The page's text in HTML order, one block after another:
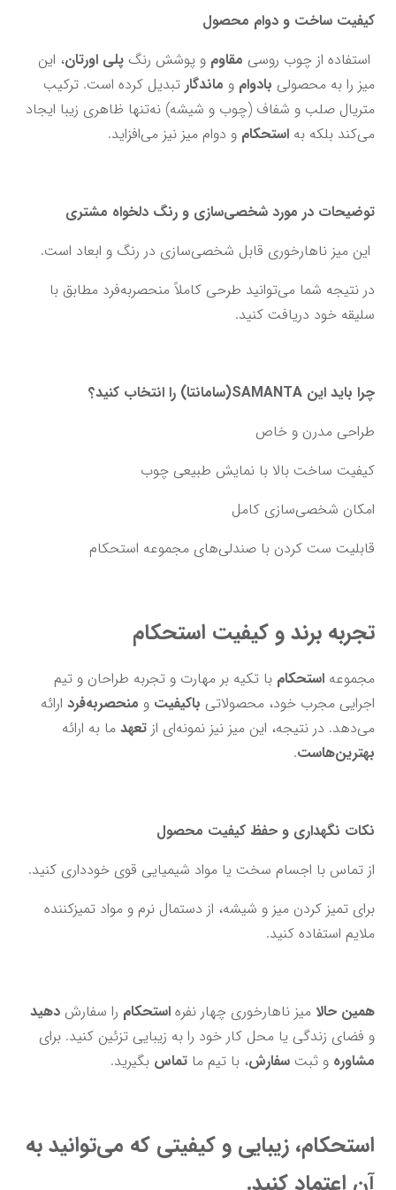
کیفیت ساخت و دوام محصول
استفاده از چوب روسی مقاوم و پوشش رنگ پلی اورتان
میز را به محصولی بادوام و ماندگار
می‌کند بلکه به
استحکام و دوام میز نیز می‌افزاید.
توضیحات در مورد شخصی‌سازی و رنگ دلخواه مشتری
این میز ناهارخوری قابل شخصی‌سازی در رنگ و ابعاد است.
سلیقه خود دریافت کنید.
چرا باید این SAMANTA(سامانتا) را انتخاب کنید؟
طراحی مدرن و خاص
کیفیت ساخت بالا با نمایش طبیعی چوب
امکان شخصی‌سازی کامل
قابلیت ست کردن با صندلی‌های مجموعه استحکام
تجربه برند و کیفیت استحکام
مجموعه استحکام
اجرایی مجرب خود، محصولاتی باکیفیت و منحصر‌به‌فرد
می‌دهد. در نتیجه، این میز نیز نمونه‌ای از
تعهد ما به ارائه
بهترین‌هاست
.
نکات نگهداری و حفظ کیفیت محصول
از تماس با اجسام سخت یا مواد شیمیایی قوی خودداری کنید.
ملایم استفاده کنید.
همین حالا میز ناهارخوری چهار نفره استحکام را سفارش دهید
و فضای زندگی یا محل کار خود را به زیبایی تزئین کنید. برای
مشاوره و ثبت سفارش، با تیم ما تماس بگیرید.